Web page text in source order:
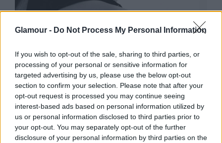
Glamour - Do Not Process My Personal Information
If you wish to opt-out of the sale, sharing to third parties, or
processing of your personal or sensitive information for
targeted advertising by us, please use the below opt-out
section to confirm your selection. Please note that after your
opt-out request is processed you may continue seeing
interest-based ads based on personal information utilized by
us or personal information disclosed to third parties prior to
your opt-out. You may separately opt-out of the further
disclosure of your personal information by third parties on the
máris imádjuk